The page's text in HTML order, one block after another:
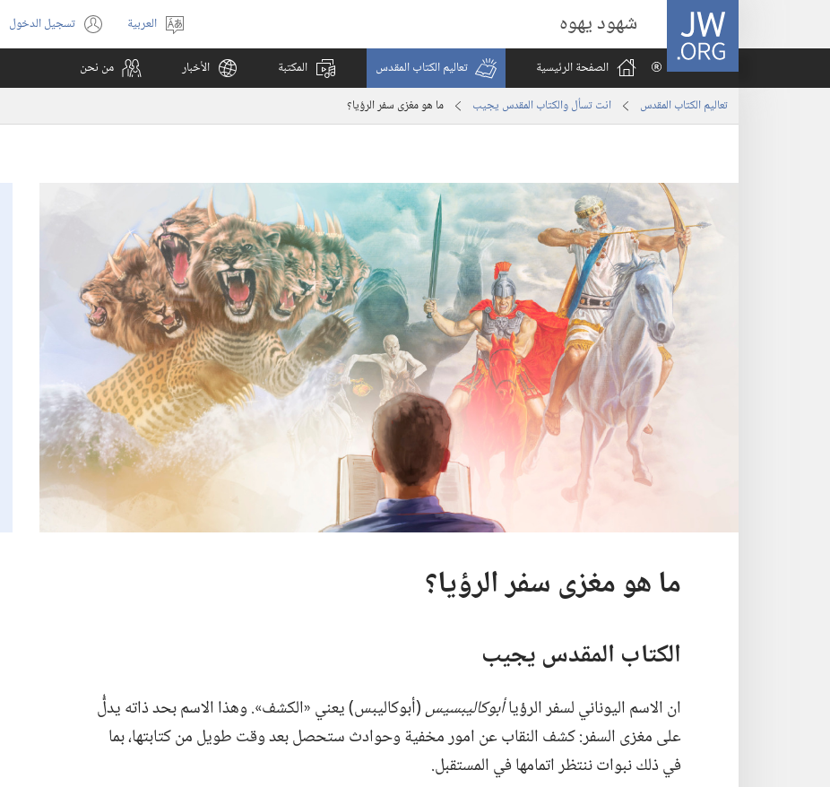
JW.ORG شهود يهوه
اختر
اللغة
العربية تسجيل الدخول
(يفتح
نافذة
الصفحة الرئيسية
تعاليم الكتاب المقدس المكتبة الأخبار من نحن
تعاليم الكتاب المقدس انت تسأل والكتاب المقدس يجيب ما هو مغزى سفر الرؤيا؟‏
ما هو مغزى سفر الرؤيا؟‏
الكتاب المقدس يجيب
ان الاسم اليوناني لسفر الرؤياأبوكاليبسيس(‏أبوكاليبس)‏ يعني «الكشف».‏ وهذا الاسم بحد ذاته يدلُّ
على مغزى السفر:‏ كشف النقاب عن امور مخفية وحوادث ستحصل بعد وقت طويل من كتابتها،‏ بما
في ذلك نبوات ننتظر اتمامها في المستقبل.‏